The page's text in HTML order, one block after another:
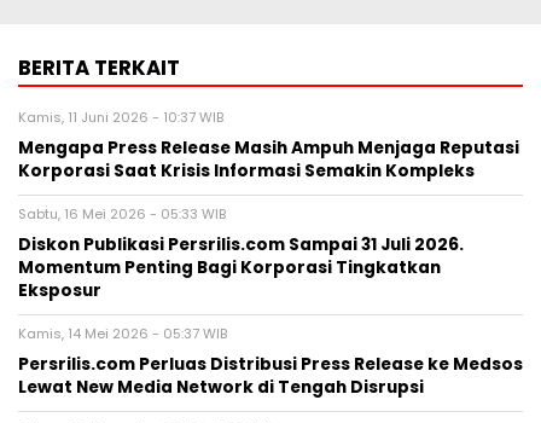
BERITA TERKAIT
Kamis, 11 Juni 2026 - 10:37 WIB
Mengapa Press Release Masih Ampuh Menjaga Reputasi
Korporasi Saat Krisis Informasi Semakin Kompleks
Sabtu, 16 Mei 2026 - 05:33 WIB
Diskon Publikasi Persrilis.com Sampai 31 Juli 2026.
Momentum Penting Bagi Korporasi Tingkatkan
Eksposur
Kamis, 14 Mei 2026 - 05:37 WIB
Persrilis.com Perluas Distribusi Press Release ke Medsos
Lewat New Media Network di Tengah Disrupsi